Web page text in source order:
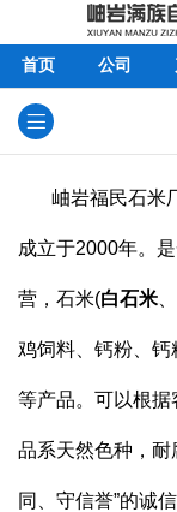
首页 公司
岫岩福民石米厂
成立于2000年。
营，石米(白石米
鸡饲料、钙粉、
等产品。可以根
品系天然色种，耐
同、守信誉”的诚